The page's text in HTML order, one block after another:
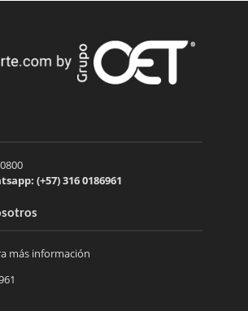
(+57) 316 0186961
más información